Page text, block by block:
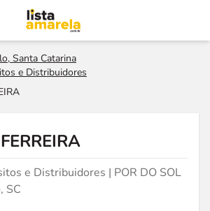
Santa Catarina
e Distribuidores
e Distribuidores | POR DO SOL
SC